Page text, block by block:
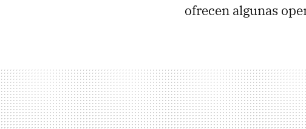
ofrecen algunas